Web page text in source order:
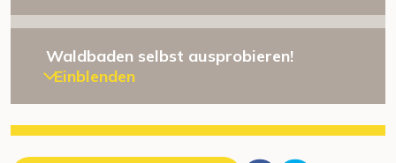
Waldbaden selbst ausprobieren!
Einblenden